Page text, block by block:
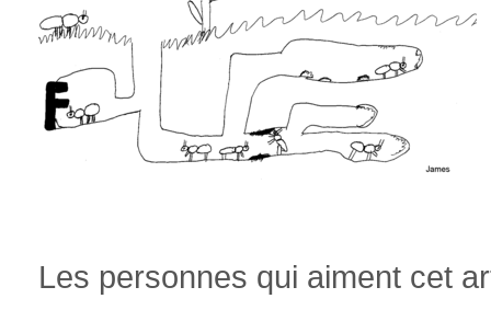
Les personnes qui aiment cet